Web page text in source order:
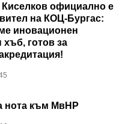
официално е
на КОЦ-Бургас:
иновационен
хъб, готов за
нота към МвНР